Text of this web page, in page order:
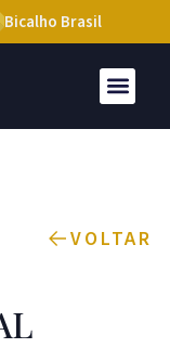
Bicalho Brasil
VOLTAR